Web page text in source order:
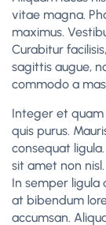
vitae magna.
maximus.
Curabitur
sagittis augue,
commodo a
Integer et
quis purus.
consequat
sit amet non
In semper ligula
at bibendum
accumsan.